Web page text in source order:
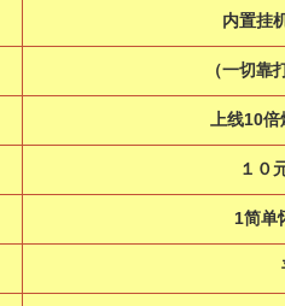
内置挂
（一切靠
上线10
１０
1简单